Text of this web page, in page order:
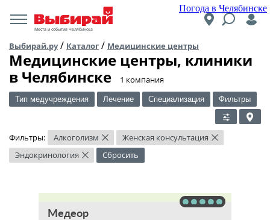
Погода в Челябинске
Места и события Челябинска
Выбирай.ру/ Каталог / Медицинские центры
Медицинские центры, клиники
в Челябинске
​1 компания
Тип медучреждения Лечение Специализация Фильтры
Фильтры: Алкоголизм × Женская консультация ×
Эндокринология × Сбросить
Медеор